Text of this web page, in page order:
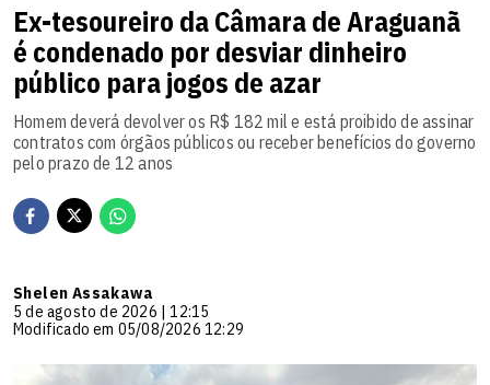
Ex-tesoureiro da Câmara de Araguanã
é condenado por desviar dinheiro
público para jogos de azar
Homem deverá devolver os R$ 182 mil e está proibido de assinar
contratos com órgãos públicos ou receber benefícios do governo
pelo prazo de 12 anos
Shelen Assakawa
5 de agosto de 2026 | 12:15
Modificado em 05/08/2026 12:29